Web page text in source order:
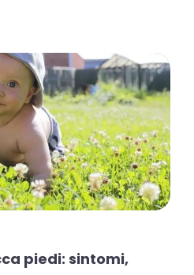
piedi: sintomi,